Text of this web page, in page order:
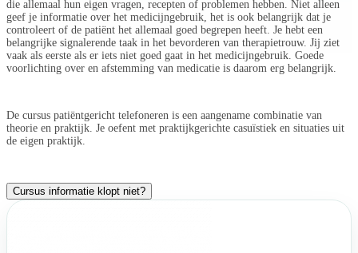
die allemaal hun eigen vragen, recepten of problemen hebben. Niet alleen
geef je informatie over het medicijngebruik, het is ook belangrijk dat je
controleert of de patiënt het allemaal goed begrepen heeft. Je hebt een
belangrijke signalerende taak in het bevorderen van therapietrouw. Jij ziet
vaak als eerste als er iets niet goed gaat in het medicijngebruik. Goede
voorlichting over en afstemming van medicatie is daarom erg belangrijk.
De cursus patiëntgericht telefoneren is een aangename combinatie van
theorie en praktijk. Je oefent met praktijkgerichte casuïstiek en situaties uit
de eigen praktijk.
Cursus informatie klopt niet?